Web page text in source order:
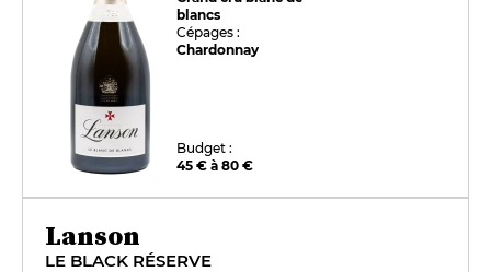
blancs
Cépages :
Chardonnay
Budget :
45 € à 80 €
Lanson
LE BLACK RÉSERVE